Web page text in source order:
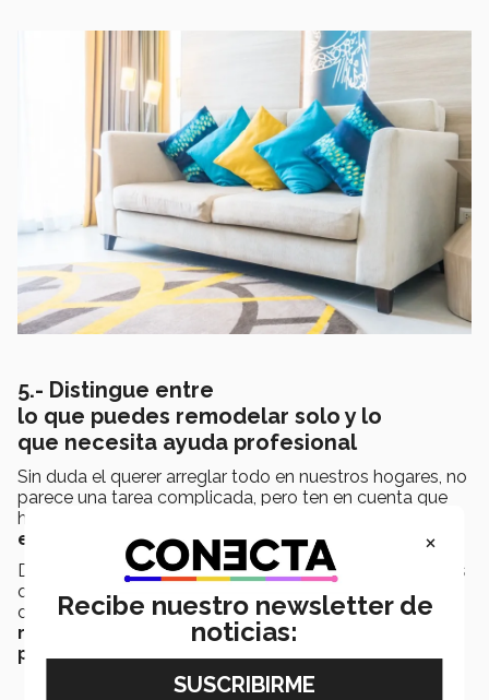
5.- Distingue entre
lo que puedes remodelar solo y lo
que necesita ayuda profesional
Sin duda el querer arreglar todo en nuestros hogares, no
parece una tarea complicada, pero ten en cuenta que
hay aspectos en la casa que
especialista.
Desde el punto de vista de nuestro experto, los equipos
que tienen mecanismos, ya sea que pasan flujos o
dependen de energías para su operación, son los que
requieren supervisión o mantenimiento
preventivo y correctivo.
×
Recibe nuestro newsletter de
noticias: